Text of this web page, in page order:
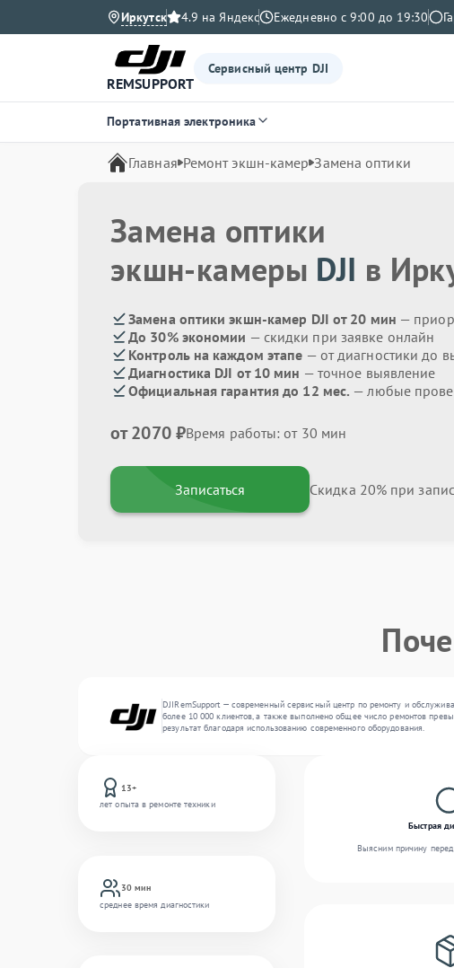
Иркутск 4.9 на Яндекс Ежедневно с 9:00 до 19:30
REMSUPPORT
Сервисный центр DJI
Портативная электроника
Главная Ремонт экшн-камер Замена оптики
Замена оптики
экшн-камеры DJI в
Замена оптики экшн-камер DJI от 20 мин —
До 30% экономии — скидки при заявке онлайн
Контроль на каждом этапе — от диагностики до
Диагностика DJI от 10 мин — точное выявление
Официальная гарантия до 12 мес. — любые
от 2070 ₽Время работы: от 30 мин
Записаться Скидка 20% при
DJIRemSupport — современный сервисный центр по ремонту и
более 10 000 клиентов, а также выполнено общее число ремонтов
результат благодаря использованию современного оборудования.
13+
лет опыта в ремонте техники
30 мин
среднее время диагностики
Быстрая
Выясним причину